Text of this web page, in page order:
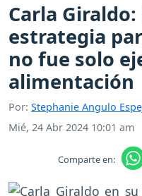
Carla Giraldo:
estrategia
no fue solo
alimentación
Por: Stephanie Angulo
Mié, 24 Abr 2024 10:01 am
Comparte en: